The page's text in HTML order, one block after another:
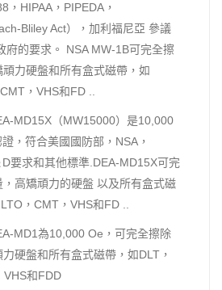
，HIPAA，PIPEDA，
Bliley Act），加利福尼亞 參議
府的要求。 NSA MW-1B可完全擦
力硬盤和所有盒式磁帶，如
，VHS和FD ..
MD15X（MW15000）是10,000
，符合美國國防部，NSA，
要求和其他標準.DEA-MD15X可完
高矯頑力的硬盤 以及所有盒式磁
，CMT，VHS和FD ..
MD1為10,000 Oe，可完全擦除
硬盤和所有盒式磁帶，如DLT，
VHS和FDD